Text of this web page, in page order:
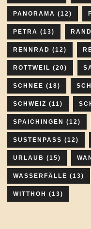
PANORAMA (12)
PETRA (13)
RENNRAD (12)
ROTTWEIL (20)
SCHNEE (18)
SCHWEIZ (11)
SPAICHINGEN (12)
SUSTENPASS (12)
URLAUB (15)
WASSERFÄLLE (13)
WITTHOH (13)